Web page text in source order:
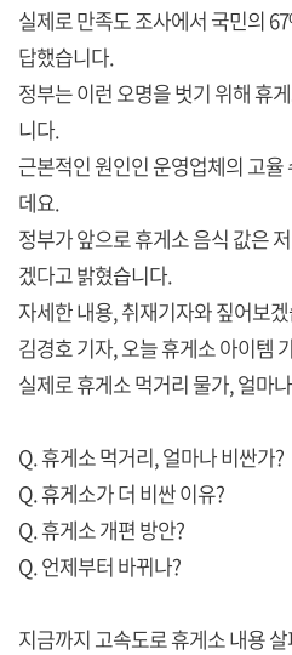
실제로 만족도 조사에서 국민의
답했습니다.
정부는 이런 오명을 벗기 위해 휴
니다.
근본적인 원인인 운영업체의 고
데요.
정부가 앞으로 휴게소 음식 값은
겠다고 밝혔습니다.
자세한 내용, 취재기자와 짚어보
김경호 기자, 오늘 휴게소 아이템
실제로 휴게소 먹거리 물가, 얼마
Q. 휴게소 먹거리, 얼마나 비싼가?
Q. 휴게소가 더 비싼 이유?
Q. 휴게소 개편 방안?
Q. 언제부터 바뀌나?
지금까지 고속도로 휴게소 내용